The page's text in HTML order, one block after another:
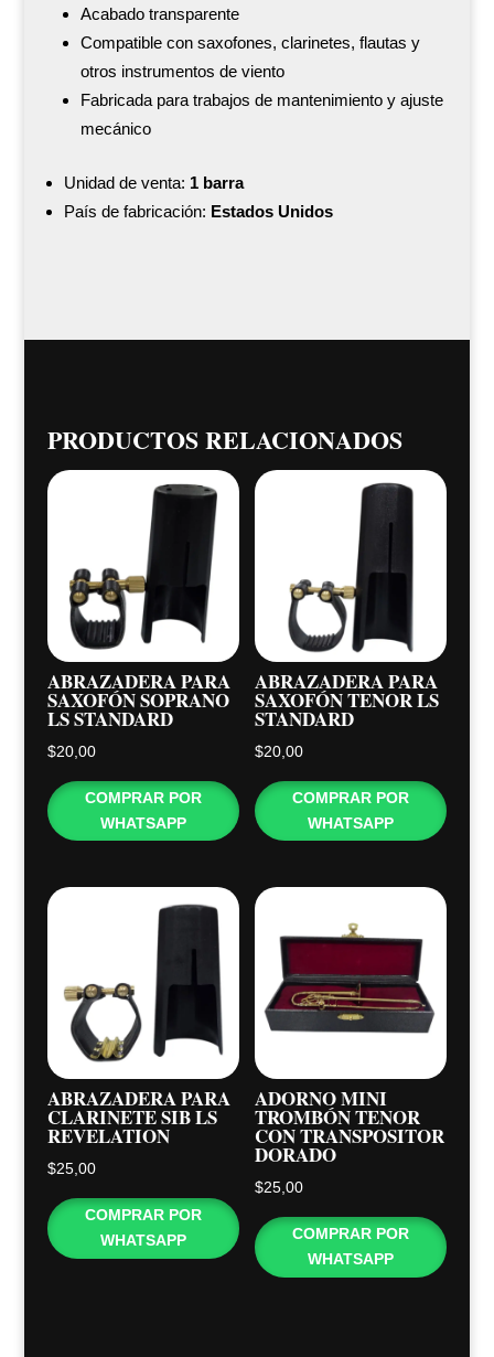
Acabado transparente
Compatible con saxofones, clarinetes, flautas y
otros instrumentos de viento
Fabricada para trabajos de mantenimiento y ajuste
mecánico
Unidad de venta: 1 barra
País de fabricación: Estados Unidos
PRODUCTOS RELACIONADOS
ABRAZADERA PARA
SAXOFÓN SOPRANO
LS STANDARD
$20,00
COMPRAR POR
WHATSAPP
ABRAZADERA PARA
SAXOFÓN TENOR LS
STANDARD
$20,00
COMPRAR POR
WHATSAPP
ABRAZADERA PARA
CLARINETE SIB LS
REVELATION
$25,00
COMPRAR POR
WHATSAPP
ADORNO MINI
TROMBÓN TENOR
CON TRANSPOSITOR
DORADO
$25,00
COMPRAR POR
WHATSAPP